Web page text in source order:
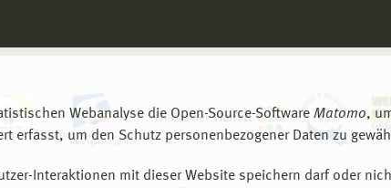
Webanalyse die Open-Source-Software Matomo,
erfasst, um den Schutz personenbezogener Daten zu
Interaktionen mit dieser Website speichern darf oder